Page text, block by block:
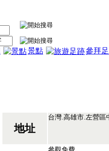
景點 參拜
地址
台灣.高雄市.左營區